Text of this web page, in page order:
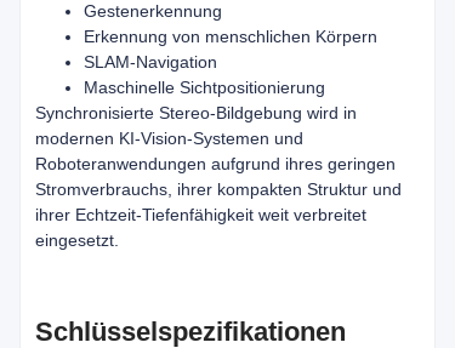
Gestenerkennung
Erkennung von menschlichen Körpern
SLAM-Navigation
Maschinelle Sichtpositionierung
Synchronisierte Stereo-Bildgebung wird in
modernen KI-Vision-Systemen und
Roboteranwendungen aufgrund ihres geringen
Stromverbrauchs, ihrer kompakten Struktur und
ihrer Echtzeit-Tiefenfähigkeit weit verbreitet
eingesetzt.
Schlüsselspezifikationen